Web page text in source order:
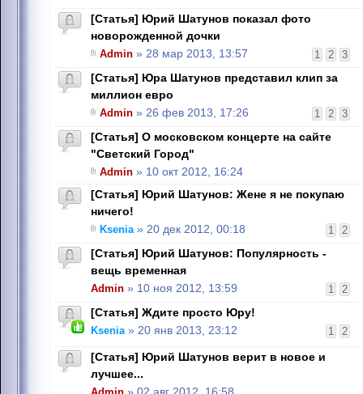
[Cтатья] Юрий Шатунов показал фото
новорожденной дочки
1 2 3
Admin » 28 мар 2013, 13:57
[Статья] Юра Шатунов представил клип за
миллион евро
1 2 3
Admin » 26 фев 2013, 17:26
[Статья] О московском концерте на сайте
"Светский Город"
Admin » 10 окт 2012, 16:24
[Статья] Юрий Шатунов: Жене я не покупаю
ничего!
1 2
Ksenia» 20 дек 2012, 00:18
[Статья] Юрий Шатунов: Популярность -
вещь временная
1 2
Admin » 10 ноя 2012, 13:59
[Статья] Ждите просто Юру!
1 2
Ksenia» 20 янв 2013, 23:12
[Статья] Юрий Шатунов верит в новое и
лучшее...